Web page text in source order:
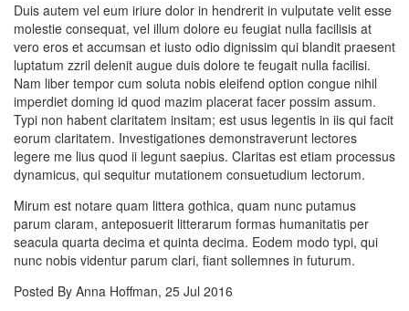
Duis autem vel eum iriure dolor in hendrerit in vulputate velit esse
molestie consequat, vel illum dolore eu feugiat nulla facilisis at
vero eros et accumsan et iusto odio dignissim qui blandit praesent
luptatum zzril delenit augue duis dolore te feugait nulla facilisi.
Nam liber tempor cum soluta nobis eleifend option congue nihil
imperdiet doming id quod mazim placerat facer possim assum.
Typi non habent claritatem insitam; est usus legentis in iis qui facit
eorum claritatem. Investigationes demonstraverunt lectores
legere me lius quod ii legunt saepius. Claritas est etiam processus
dynamicus, qui sequitur mutationem consuetudium lectorum.
Mirum est notare quam littera gothica, quam nunc putamus
parum claram, anteposuerit litterarum formas humanitatis per
seacula quarta decima et quinta decima. Eodem modo typi, qui
nunc nobis videntur parum clari, fiant sollemnes in futurum.
Posted By Anna Hoffman, 25 Jul 2016